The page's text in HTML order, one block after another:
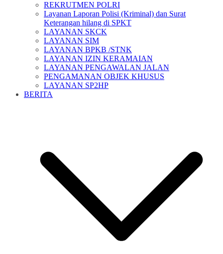
REKRUTMEN POLRI
Layanan Laporan Polisi (Kriminal) dan Surat
Keterangan hilang di SPKT
LAYANAN SKCK
LAYANAN SIM
LAYANAN BPKB /STNK
LAYANAN IZIN KERAMAIAN
LAYANAN PENGAWALAN JALAN
PENGAMANAN OBJEK KHUSUS
LAYANAN SP2HP
BERITA